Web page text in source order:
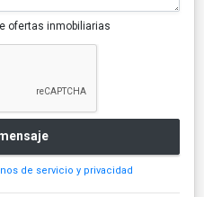
ofertas inmobiliarias
de servicio y privacidad